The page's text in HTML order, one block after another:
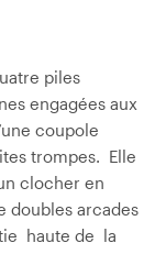
piles
engagées aux
coupole
trompes. Elle
clocher en
doubles arcades
haute de la